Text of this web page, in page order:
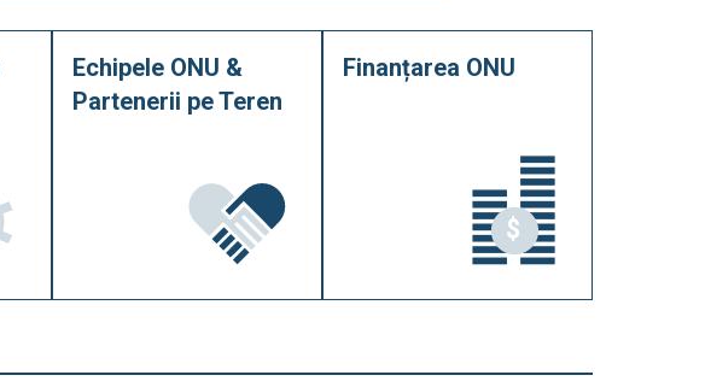
Echipele ONU &
Partenerii pe Teren
Finanțarea ONU